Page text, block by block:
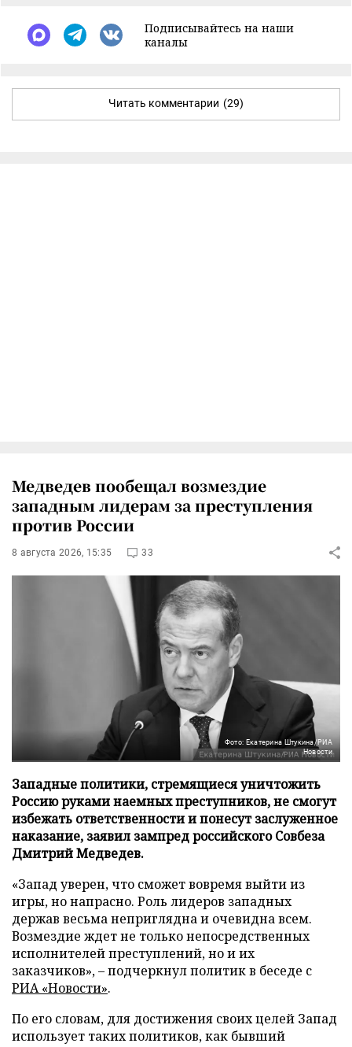
Подписывайтесь на наши
каналы
Читать комментарии (29)
Медведев пообещал возмездие
западным лидерам за преступления
против России
8 августа 2026, 15:35 33
Фото: Екатерина Штукина/РИА
Новости
Западные политики, стремящиеся уничтожить
Россию руками наемных преступников, не смогут
избежать ответственности и понесут заслуженное
наказание, заявил зампред российского Совбеза
Дмитрий Медведев.
«Запад уверен, что сможет вовремя выйти из
игры, но напрасно. Роль лидеров западных
держав весьма неприглядна и очевидна всем.
Возмездие ждет не только непосредственных
исполнителей преступлений, но и их
заказчиков», – подчеркнул политик в беседе с
РИА «Новости».
По его словам, для достижения своих целей Запад
использует таких политиков, как бывший